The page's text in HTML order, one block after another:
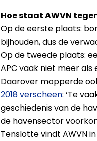
Hoe staat AWVN
Op de eerste plaats:
bijhouden, dus de
Op de tweede plaats:
APC vaak niet meer
Daarover mopperde
2018 verscheen: ‘Te
geschiedenis van de
de havensector
Tenslotte vindt AWVN